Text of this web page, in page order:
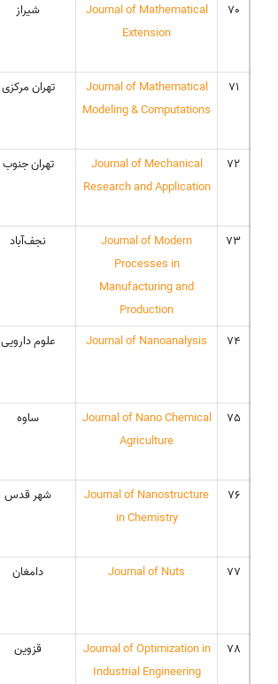
70
Journal of Mathematical
Extension
شیراز
71
Journal of Mathematical
Modeling & Computations
تهران مرکزی
72
Journal of Mechanical
Research and Application
تهران جنوب
73
Journal of Modern
Processes in
Manufacturing and
Production
نجف‌آباد
74
Journal of Nanoanalysis
علوم دارویی
75
Journal of Nano Chemical
Agriculture
ساوه
76
Journal of Nanostructure
in Chemistry
شهر قدس
77
Journal of Nuts
دامغان
78
Journal of Optimization in
Industrial Engineering
قزوین